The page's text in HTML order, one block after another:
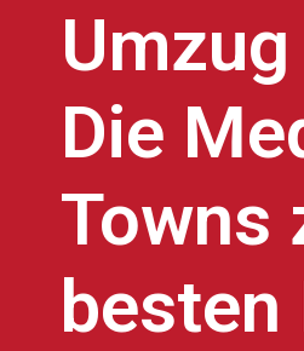
Die
Towns
besten